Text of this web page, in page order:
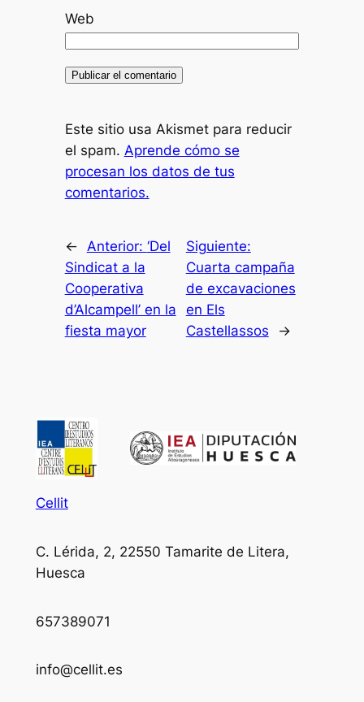
Web
Este sitio usa Akismet para reducir
el spam. Aprende cómo se
procesan los datos de tus
comentarios.
← Anterior: ‘Del
Sindicat a la
Cooperativa
d’Alcampell’ en la
fiesta mayor
Siguiente:
Cuarta campaña
de excavaciones
en Els
Castellassos
→
Cellit
C. Lérida, 2, 22550 Tamarite de Litera,
Huesca
657389071
info@cellit.es